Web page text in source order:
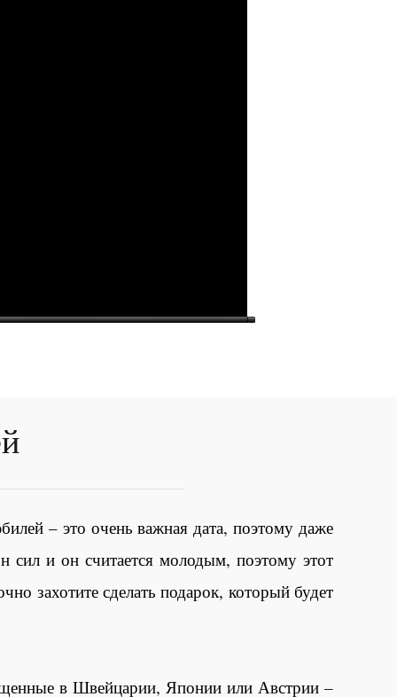
– это очень важная дата, поэтому даже
сил и он считается молодым, поэтому этот
захотите сделать подарок, который будет
в Швейцарии, Японии или Австрии –